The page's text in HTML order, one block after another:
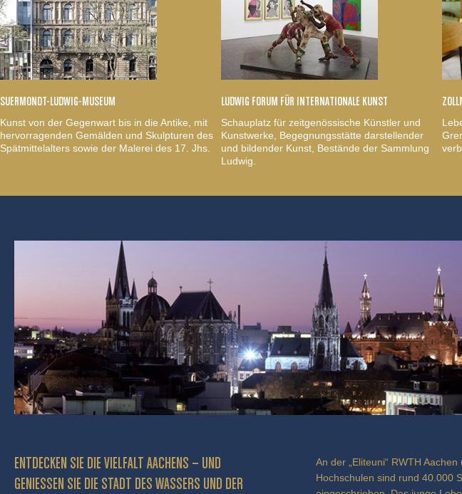
SUERMONDT-LUDWIG-MUSEUM
Kunst von der Gegenwart bis in die Antike, mit
hervorragenden Gemälden und Skulpturen des
Spätmittelalters sowie der Malerei des 17. Jhs.
LUDWIG FORUM FÜR INTERNATIONALE KUNST
Schauplatz für zeitgenössische Künstler und
Kunstwerke, Begegnungsstätte darstellender
und bildender Kunst, Bestände der Sammlung
Ludwig.
ENTDECKEN SIE DIE VIELFALT AACHENS – UND
GENIESSEN SIE DIE STADT DES WASSERS UND DER P
An der „Eliteuni“ RWTH
Hochschulen sind rund 40.000